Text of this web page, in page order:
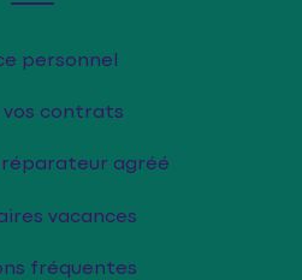
personnel
vos contrats
réparateur agréé
vacances
fréquentes